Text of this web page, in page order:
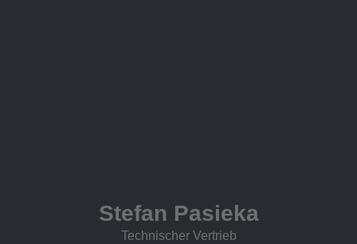
Stefan Pasieka
Technischer Vertrieb